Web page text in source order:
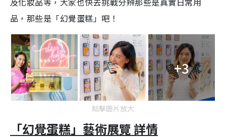
品，那些是「幻覺蛋糕」吧！
+3
點擊圖片放大
「幻覺蛋糕」藝術展覽 詳情